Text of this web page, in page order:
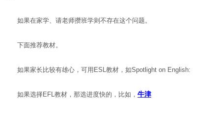
如果在家学、请老师攒班学则不存在这个问题。
下面推荐教材。
如果家长比较有雄心，可用ESL教材，如Spotlight on English:
如果选择EFL教材，那选进度快的，比如， 牛津